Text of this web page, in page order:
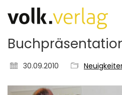
30.09.2010